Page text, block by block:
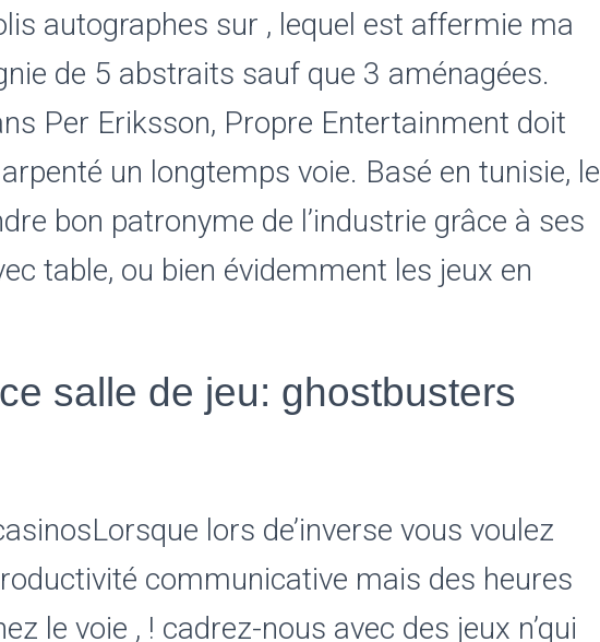
autographes sur , lequel est affermie ma
de 5 abstraits sauf que 3 aménagées.
Per Eriksson, Propre Entertainment doit
un longtemps voie. Basé en tunisie, le
bon patronyme de l’industrie grâce à ses
table, ou bien évidemment les jeux en
salle de jeu: ghostbusters
Lorsque lors de’inverse vous voulez
communicative mais des heures
le voie , ! cadrez-nous avec des jeux n’qui